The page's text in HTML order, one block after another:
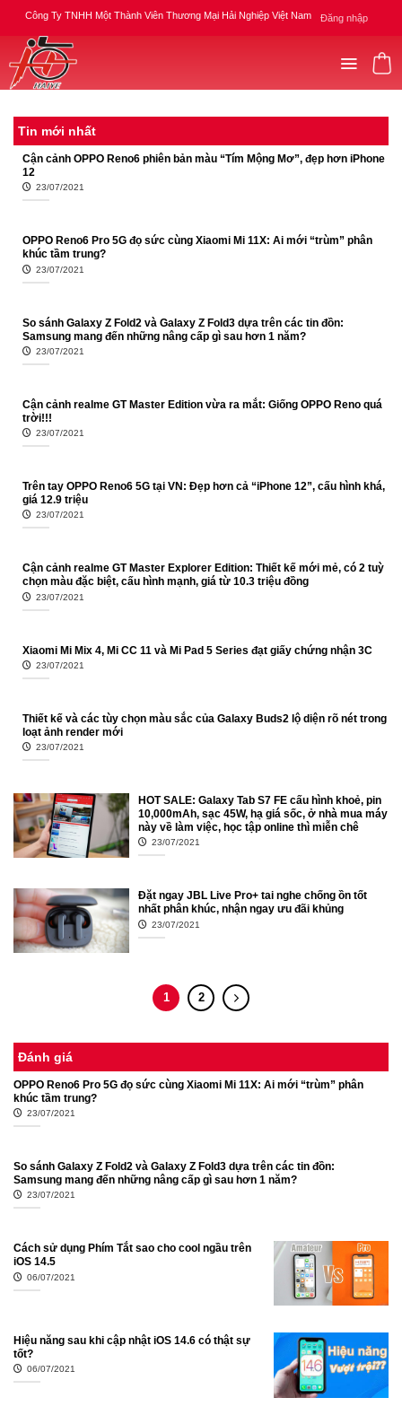
content
Công Ty TNHH Một Thành Viên Thương Mại Hải Nghiệp Việt Nam Đăng nhập
Tin mới nhất
Cận cảnh OPPO Reno6 phiên bản màu “Tím Mộng Mơ”, đẹp hơn iPhone
12
23/07/2021
OPPO Reno6 Pro 5G đọ sức cùng Xiaomi Mi 11X: Ai mới “trùm” phân
khúc tầm trung?
23/07/2021
So sánh Galaxy Z Fold2 và Galaxy Z Fold3 dựa trên các tin đồn:
Samsung mang đến những nâng cấp gì sau hơn 1 năm?
23/07/2021
Cận cảnh realme GT Master Edition vừa ra mắt: Giống OPPO Reno quá
trời!!!
23/07/2021
Trên tay OPPO Reno6 5G tại VN: Đẹp hơn cả “iPhone 12”, cấu hình khá,
giá 12.9 triệu
23/07/2021
Cận cảnh realme GT Master Explorer Edition: Thiết kế mới mẻ, có 2 tuỳ
chọn màu đặc biệt, cấu hình mạnh, giá từ 10.3 triệu đồng
23/07/2021
Xiaomi Mi Mix 4, Mi CC 11 và Mi Pad 5 Series đạt giấy chứng nhận 3C
23/07/2021
Thiết kế và các tùy chọn màu sắc của Galaxy Buds2 lộ diện rõ nét trong
loạt ảnh render mới
23/07/2021
HOT SALE: Galaxy Tab S7 FE cấu hình khoẻ, pin
10,000mAh, sạc 45W, hạ giá sốc, ở nhà mua máy
này về làm việc, học tập online thì miễn chê
23/07/2021
Đặt ngay JBL Live Pro+ tai nghe chống ồn tốt
nhất phân khúc, nhận ngay ưu đãi khủng
23/07/2021
1 2
Đánh giá
OPPO Reno6 Pro 5G đọ sức cùng Xiaomi Mi 11X: Ai mới “trùm” phân
khúc tầm trung?
23/07/2021
So sánh Galaxy Z Fold2 và Galaxy Z Fold3 dựa trên các tin đồn:
Samsung mang đến những nâng cấp gì sau hơn 1 năm?
23/07/2021
Cách sử dụng Phím Tắt sao cho cool ngầu trên
iOS 14.5
06/07/2021
Hiệu năng sau khi cập nhật iOS 14.6 có thật sự
tốt?
06/07/2021